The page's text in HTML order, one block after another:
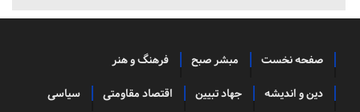
صفحه نخست مبشر صبح فرهنگ و هنر
دین و اندیشه جهاد تبیین اقتصاد مقاومتی سیاسی